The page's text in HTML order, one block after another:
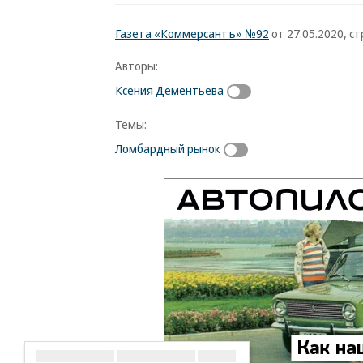
Газета «Коммерсантъ» №92 от 27.05.2020,
Авторы:
Ксения Дементьева
Темы:
Ломбардный рынок